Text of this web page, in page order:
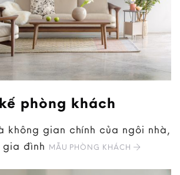
phòng khách
không gian chính của ngôi nhà,
gia đình MẪU PHÒNG KHÁCH